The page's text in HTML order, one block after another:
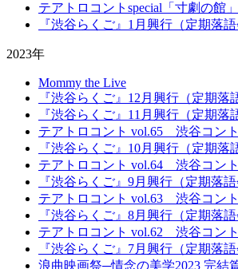
テアトロコントspecial「寸劇の館」
『渋谷らくご』1月興行（定期落
2023年
Mommy the Live
『渋谷らくご』12月興行（定期
『渋谷らくご』11月興行（定期
テアトロコント vol.65 渋谷コント
『渋谷らくご』10月興行（定期
テアトロコント vol.64 渋谷コント
『渋谷らくご』9月興行（定期落
テアトロコント vol.63 渋谷コント
『渋谷らくご』8月興行（定期落
テアトロコント vol.62 渋谷コント
『渋谷らくご』7月興行（定期落
浪曲映画祭─情念の美学2023 完結